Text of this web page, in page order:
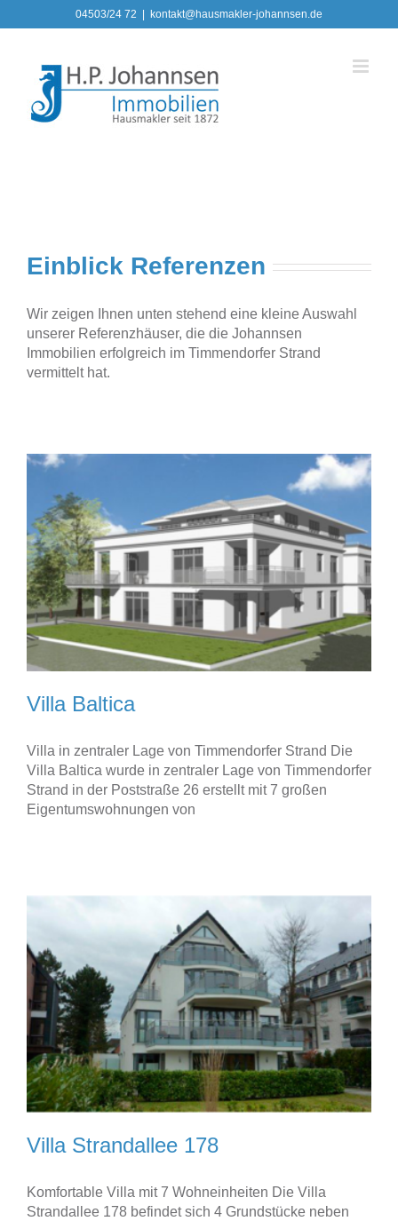
Inhalt
04503/24 72 kontakt@hausmakler-johannsen.de
Einblick Referenzen
Wir zeigen Ihnen unten stehend eine kleine Auswahl
unserer Referenzhäuser, die die Johannsen
Immobilien erfolgreich im Timmendorfer Strand
vermittelt hat.
Villa Baltica
Villa in zentraler Lage von Timmendorfer Strand Die
Villa Baltica wurde in zentraler Lage von Timmendorfer
Strand in der Poststraße 26 erstellt mit 7 großen
Eigentumswohnungen von
Villa Strandallee 178
Komfortable Villa mit 7 Wohneinheiten Die Villa
Strandallee 178 befindet sich 4 Grundstücke neben